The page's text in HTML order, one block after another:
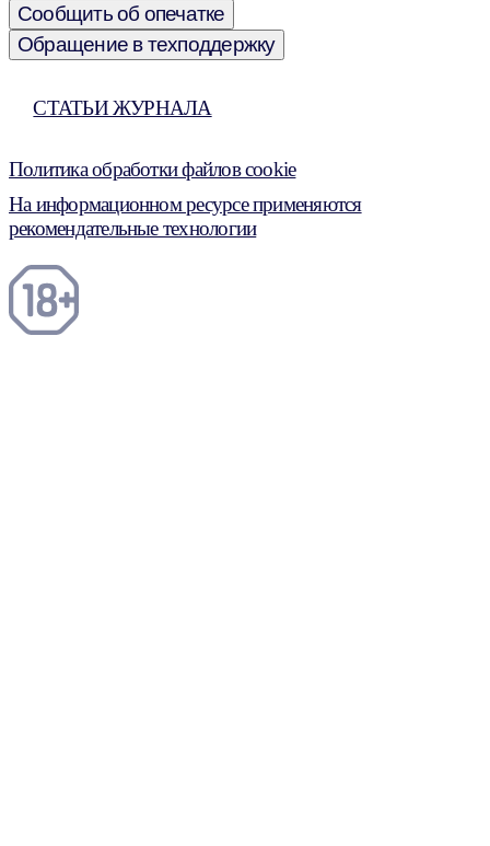
Сообщить об опечатке
Обращение в техподдержку
СТАТЬИ ЖУРНАЛА
Политика обработки файлов cookie
На информационном ресурсе применяются
рекомендательные технологии